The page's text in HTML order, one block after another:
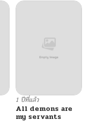
1 ปีที่แล้ว
All demons are
my servants